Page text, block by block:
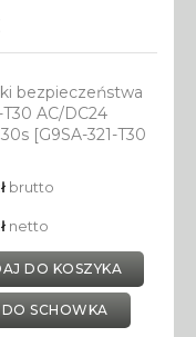
bezpieczeństwa
T30 AC/DC24
[G9SA-321-T30
brutto
netto
DO KOSZYKA
SCHOWKA